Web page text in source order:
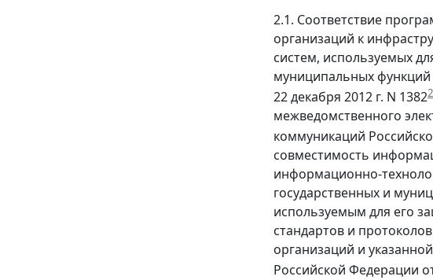
2.1. Соответствие
организаций к
систем, используемых
муниципальных
22 декабря 2012 г. N 13822
межведомственного
коммуникаций
совместимость
информационно-
государственных и
используемым для его
стандартов и
организаций и
Российской Федерации